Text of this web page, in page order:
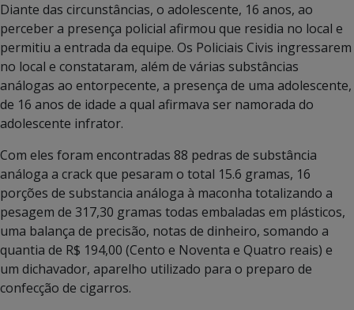
Diante das circunstâncias, o adolescente, 16 anos, ao
perceber a presença policial afirmou que residia no local e
permitiu a entrada da equipe. Os Policiais Civis ingressarem
no local e constataram, além de várias substâncias
análogas ao entorpecente, a presença de uma adolescente,
de 16 anos de idade a qual afirmava ser namorada do
adolescente infrator.
Com eles foram encontradas 88 pedras de substância
análoga a crack que pesaram o total 15.6 gramas, 16
porções de substancia análoga à maconha totalizando a
pesagem de 317,30 gramas todas embaladas em plásticos,
uma balança de precisão, notas de dinheiro, somando a
quantia de R$ 194,00 (Cento e Noventa e Quatro reais) e
um dichavador, aparelho utilizado para o preparo de
confecção de cigarros.